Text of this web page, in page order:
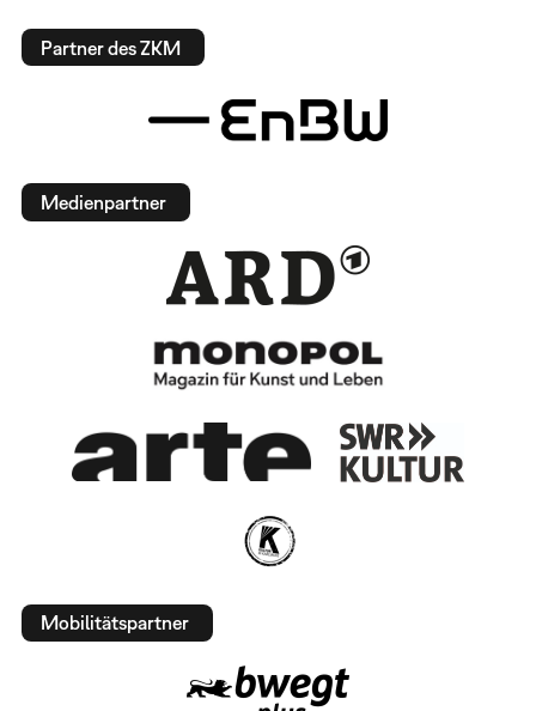
Partner des ZKM
Medienpartner
Mobilitätspartner